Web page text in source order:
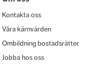
Kontakta oss
Våra kärnvärden
Ombildning bostadsrätter
Jobba hos oss